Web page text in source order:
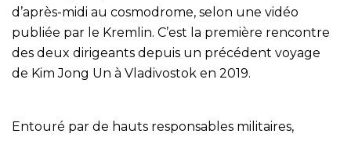
d’après-midi au cosmodrome, selon une vidéo
publiée par le Kremlin. C’est la première rencontre
des deux dirigeants depuis un précédent voyage
de Kim Jong Un à Vladivostok en 2019.
Entouré par de hauts responsables militaires,